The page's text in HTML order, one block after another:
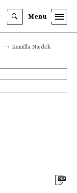
Menu
Kamilla Najdek